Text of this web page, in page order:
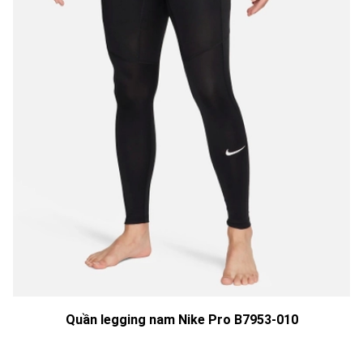
Quần legging nam Nike Pro B7953-010